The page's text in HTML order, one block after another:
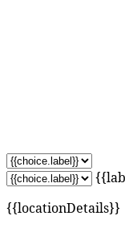
{{locationDetails}}